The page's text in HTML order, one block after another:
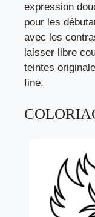
expression
pour les
avec les
laisser libre
teintes
fine.